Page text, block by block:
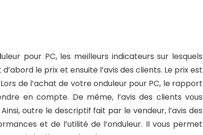
pour PC, les meilleurs indicateurs sur lesquels
le prix et ensuite l’avis des clients. Le prix est
de l’achat de votre onduleur pour PC, le rapport
en compte. De même, l’avis des clients vous
outre le descriptif fait par le vendeur, l’avis des
et de l’utilité de l’onduleur. Il vous permet